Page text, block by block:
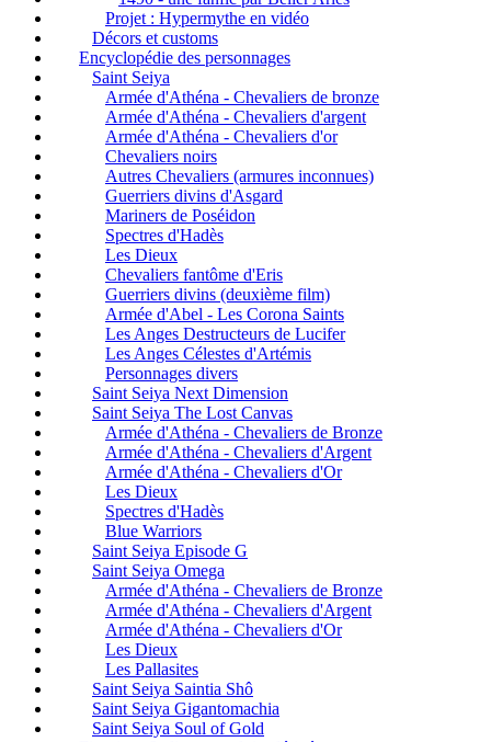
Projet : Hypermythe en vidéo
Décors et customs
Encyclopédie des personnages
Saint Seiya
Armée d'Athéna - Chevaliers de bronze
Armée d'Athéna - Chevaliers d'argent
Armée d'Athéna - Chevaliers d'or
Chevaliers noirs
Autres Chevaliers (armures inconnues)
Guerriers divins d'Asgard
Mariners de Poséidon
Spectres d'Hadès
Les Dieux
Chevaliers fantôme d'Eris
Guerriers divins (deuxième film)
Armée d'Abel - Les Corona Saints
Les Anges Destructeurs de Lucifer
Les Anges Célestes d'Artémis
Personnages divers
Saint Seiya Next Dimension
Saint Seiya The Lost Canvas
Armée d'Athéna - Chevaliers de Bronze
Armée d'Athéna - Chevaliers d'Argent
Armée d'Athéna - Chevaliers d'Or
Les Dieux
Spectres d'Hadès
Blue Warriors
Saint Seiya Episode G
Saint Seiya Omega
Armée d'Athéna - Chevaliers de Bronze
Armée d'Athéna - Chevaliers d'Argent
Armée d'Athéna - Chevaliers d'Or
Les Dieux
Les Pallasites
Saint Seiya Saintia Shô
Saint Seiya Gigantomachia
Saint Seiya Soul of Gold